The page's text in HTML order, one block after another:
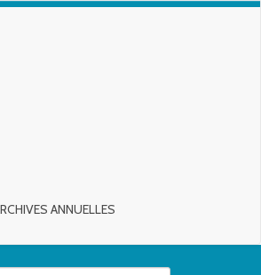
ANNUELLES